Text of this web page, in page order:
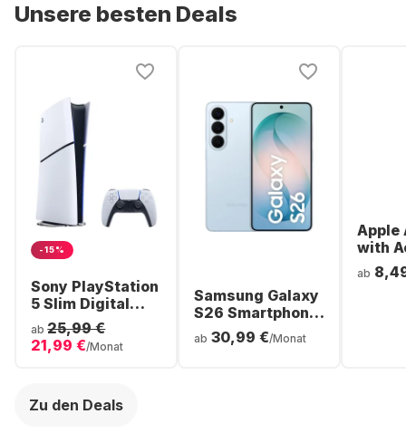
Unsere besten Deals
-15%
Sony PlayStation
5 Slim Digital
Console
ab 25,99 €
21,99 €/Monat
Samsung Galaxy
S26 Smartphone
- 256GB - Dual
SIM
ab 30,99 €/Monat
Apple
with
Noise
ab
Zu den Deals